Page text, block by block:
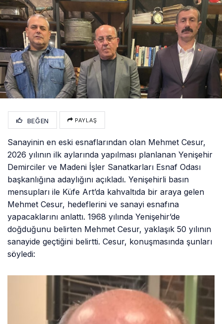
BEĞEN PAYLAŞ
Sanayinin en eski esnaflarından olan Mehmet Cesur,
2026 yılının ilk aylarında yapılması planlanan Yenişehir
Demirciler ve Madeni İşler Sanatkarları Esnaf Odası
başkanlığına adaylığını açıkladı. Yenişehirli basın
mensupları ile Küfe Art’da kahvaltıda bir araya gelen
Mehmet Cesur, hedeflerini ve sanayi esnafına
yapacaklarını anlattı. 1968 yılında Yenişehir’de
doğduğunu belirten Mehmet Cesur, yaklaşık 50 yılının
sanayide geçtiğini belirtti. Cesur, konuşmasında şunları
söyledi: